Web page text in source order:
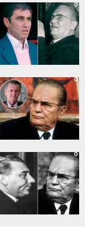
0
0
0